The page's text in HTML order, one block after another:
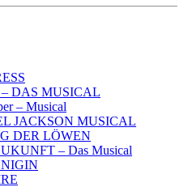
DAS MUSICAL
– Musical
JACKSON MUSICAL
DER LÖWEN
– Das Musical